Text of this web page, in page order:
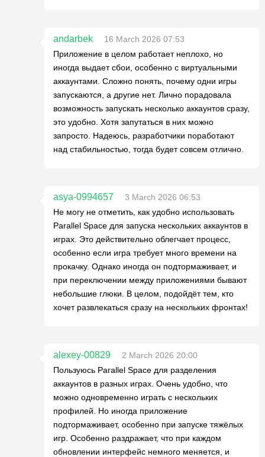
andarbek
16 March 2026 07:53
Приложение в целом работает неплохо, но
иногда выдает сбои, особенно с виртуальными
аккаунтами. Сложно понять, почему одни игры
запускаются, а другие нет. Лично порадовала
возможность запускать несколько аккаунтов сразу,
это удобно. Хотя запутаться в них можно
запросто. Надеюсь, разработчики поработают
над стабильностью, тогда будет совсем отлично.
asya-0994657
3 March 2026 06:53
Не могу не отметить, как удобно использовать
Parallel Space для запуска нескольких аккаунтов в
играх. Это действительно облегчает процесс,
особенно если игра требует много времени на
прокачку. Однако иногда он подтормаживает, и
при переключении между приложениями бывают
небольшие глюки. В целом, подойдёт тем, кто
хочет развлекаться сразу на нескольких фронтах!
alexey-00829
2 March 2026 20:00
Пользуюсь Parallel Space для разделения
аккаунтов в разных играх. Очень удобно, что
можно одновременно играть с нескольких
профилей. Но иногда приложение
подтормаживает, особенно при запуске тяжёлых
игр. Особенно раздражает, что при каждом
обновлении интерфейс немного меняется, и